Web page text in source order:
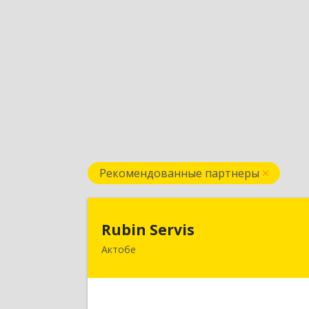
Рекомендованные партнеры
Rubin Servis
Актобе